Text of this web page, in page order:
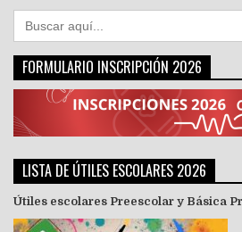
Buscar:
FORMULARIO INSCRIPCIÓN 2026
LISTA DE ÚTILES ESCOLARES 2026
Útiles escolares Preescolar y Básica